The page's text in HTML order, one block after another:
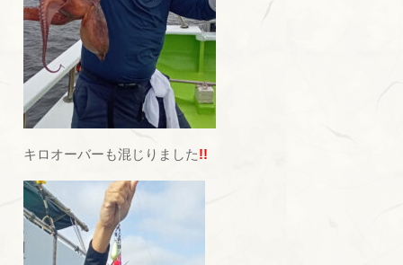
キロオーバーも混じりました!!